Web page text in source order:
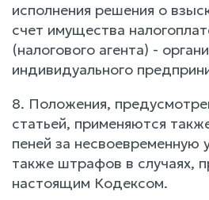
исполнения решения о
счет имущества
(налогового агента) -
индивидуального
8. Положения,
статьей, применяются
пеней за несвоевременную
также штрафов в случаях,
настоящим Кодексом.